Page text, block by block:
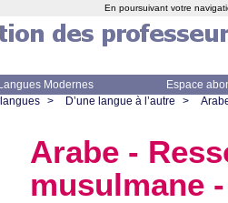
Modernes
Espace
> D’une langue à l’autre >
Arabe -
musulmane
En poursuivant votre